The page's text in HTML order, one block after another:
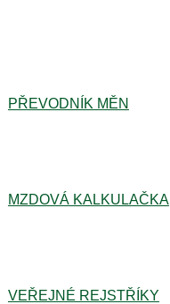
PŘEVODNÍK MĚN
MZDOVÁ KALKULAČKA
VEŘEJNÉ REJSTŘÍKY